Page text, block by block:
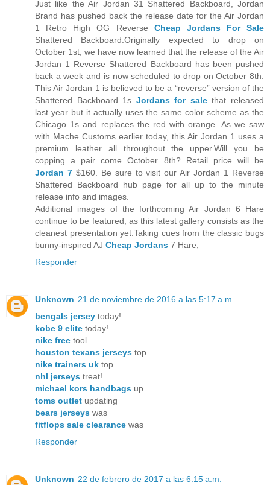
Just like the Air Jordan 31 Shattered Backboard, Jordan
Brand has pushed back the release date for the Air Jordan
1 Retro High OG Reverse Cheap Jordans For Sale
Shattered Backboard.Originally expected to drop on
October 1st, we have now learned that the release of the Air
Jordan 1 Reverse Shattered Backboard has been pushed
back a week and is now scheduled to drop on October 8th.
This Air Jordan 1 is believed to be a “reverse” version of the
Shattered Backboard 1s Jordans for salethat released
last year but it actually uses the same color scheme as the
Chicago 1s and replaces the red with orange. As we saw
with Mache Customs earlier today, this Air Jordan 1 uses a
premium leather all throughout the upper.Will you be
copping a pair come October 8th? Retail price will be
Jordan 7$160. Be sure to visit our Air Jordan 1 Reverse
Shattered Backboard hub page for all up to the minute
release info and images.
Additional images of the forthcoming Air Jordan 6 Hare
continue to be featured, as this latest gallery consists as the
cleanest presentation yet.Taking cues from the classic bugs
bunny-inspired AJ Cheap Jordans 7 Hare,
Responder
Unknown 21 de noviembre de 2016 a las 5:17 a.m.
bengals jersey today!
kobe 9 elite today!
nike free tool.
houston texans jerseys top
nike trainers uk top
nhl jerseys treat!
michael kors handbags up
toms outlet updating
bears jerseys was
fitflops sale clearance was
Responder
Unknown 22 de febrero de 2017 a las 6:15 a.m.